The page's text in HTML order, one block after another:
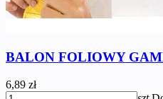
BALON FOLIOWY
6,89 zł